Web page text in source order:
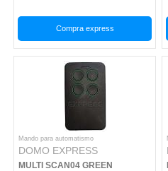
Compra express
Mando para automatismo
DOMO EXPRESS
MULTI SCAN04 GREEN